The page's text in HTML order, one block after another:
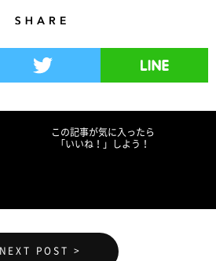
この記事が気に入ったら
「いいね！」しよう！
NEXT POST >